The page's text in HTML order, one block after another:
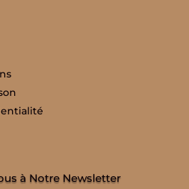
à Notre Newsletter